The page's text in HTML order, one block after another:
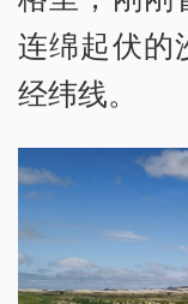
连绵起伏的
经纬线。